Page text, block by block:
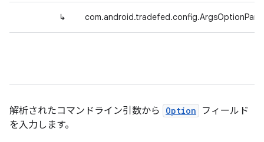
↳
解析されたコマンドライン引数から Option
フィールド
を入力します。